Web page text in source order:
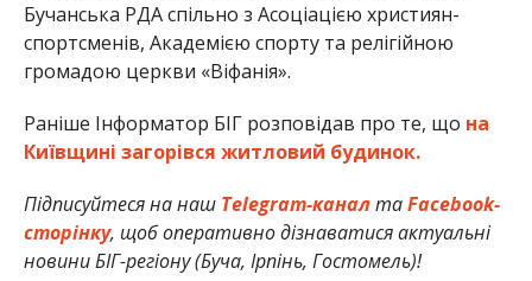
Бучанська РДА спільно з Асоціацією християн-
спортсменів, Академією спорту та релігійною
громадою церкви «Віфанія».
Раніше Інформатор БІГ розповідав про те, що на
Київщині загорівся житловий будинок.
Підписуйтеся на наш Telegram-каналтаFacebook-
сторінку, щоб оперативно дізнаватися актуальні
новини БІГ-регіону (Буча, Ірпінь, Гостомель)!